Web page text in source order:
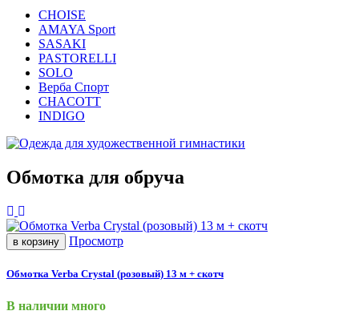
CHOISE
AMAYA Sport
SASAKI
PASTORELLI
SOLO
Верба Спорт
CHACOTT
INDIGO
Обмотка для обруча
в корзину Просмотр
Обмотка Verba Crystal (розовый) 13 м + скотч
В наличии много